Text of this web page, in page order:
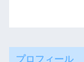
プロフィール